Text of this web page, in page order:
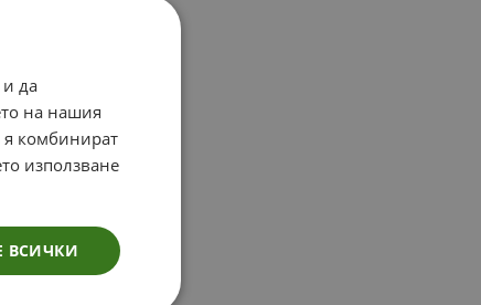
да
на нашия
я комбинират
използване
ВСИЧКИ